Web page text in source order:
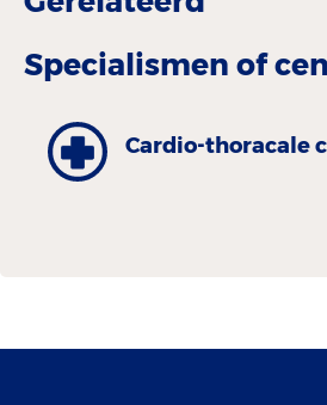
Specialismen of
Cardio-thoracale